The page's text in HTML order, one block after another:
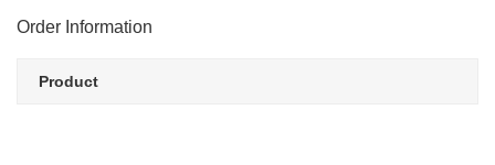
Order Information
Product